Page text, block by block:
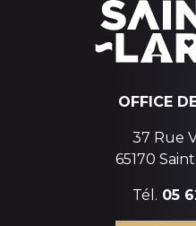
OFFICE
37 Rue
65170
Tél. 05